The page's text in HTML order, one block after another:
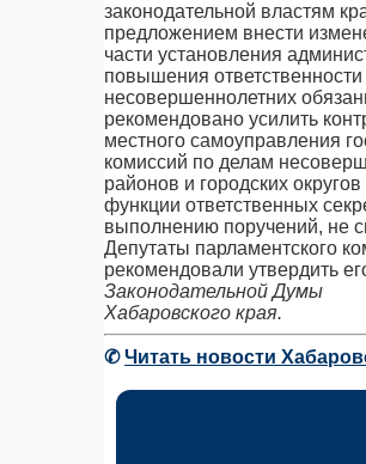
законодательной властям
предложением внести
части установления
повышения
несовершеннолетних
рекомендовано усилить
местного самоуправления
комиссий по делам
районов и городских
функции ответственных
выполнению поручений, не
Депутаты парламентского
рекомендовали утвердить
Законодательной Думы
Хабаровского края.
✆Читать новости